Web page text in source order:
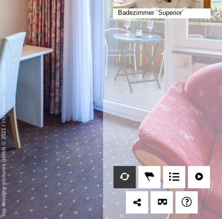
Badezimmer ´Superior´
mp moving-pictures gmbh © 2021
/
Impressum
-
Datenschutz